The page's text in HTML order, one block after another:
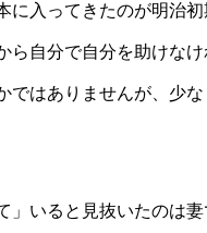
に入ってきたのが明治
ら自分で自分を助けな
ではありませんが、少
」いると見抜いたのは